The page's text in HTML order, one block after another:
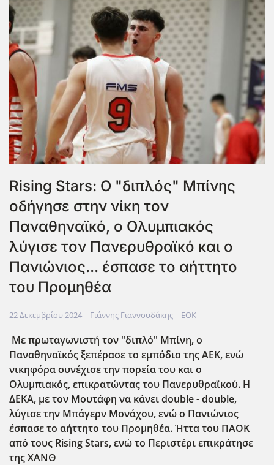
Rising Stars: Ο "διπλός" Μπίνης
οδήγησε στην νίκη τον
Παναθηναϊκό, ο Ολυμπιακός
λύγισε τον Πανερυθραϊκό και ο
Πανιώνιος... έσπασε το αήττητο
του Προμηθέα
22 Δεκεμβρίου 2024 | Γιάννης Γιαννουδάκης | EOK
Με πρωταγωνιστή τον "διπλό" Μπίνη, ο
Παναθηναϊκός ξεπέρασε το εμπόδιο της ΑΕΚ, ενώ
νικηφόρα συνέχισε την πορεία του και ο
Ολυμπιακός, επικρατώντας του Πανερυθραϊκού. Η
ΔΕΚΑ, με τον Μουτάφη να κάνει double - double,
λύγισε την Μπάγερν Μονάχου, ενώ ο Πανιώνιος
έσπασε το αήττητο του Προμηθέα. Ήττα του ΠΑΟΚ
από τους Rising Stars, ενώ το Περιστέρι επικράτησε
της ΧΑΝΘ